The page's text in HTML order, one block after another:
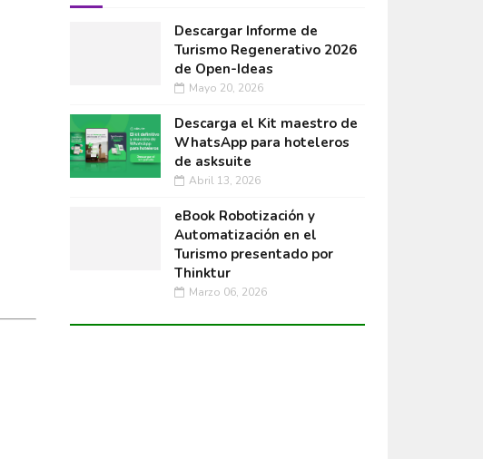
Descargar Informe de
Turismo Regenerativo 2026
de Open-Ideas
Mayo 20, 2026
Descarga el Kit maestro de
WhatsApp para hoteleros
de asksuite
Abril 13, 2026
eBook Robotización y
Automatización en el
Turismo presentado por
Thinktur
Marzo 06, 2026